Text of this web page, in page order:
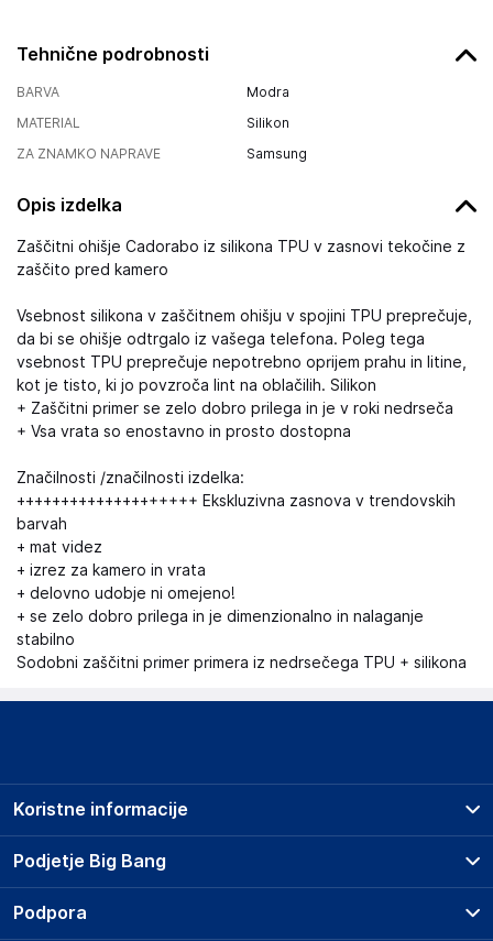
Tehnične podrobnosti
BARVA
Modra
MATERIAL
Silikon
ZA ZNAMKO NAPRAVE
Samsung
Opis izdelka
Zaščitni ohišje Cadorabo iz silikona TPU v zasnovi tekočine z
zaščito pred kamero
Vsebnost silikona v zaščitnem ohišju v spojini TPU preprečuje,
da bi se ohišje odtrgalo iz vašega telefona. Poleg tega
vsebnost TPU preprečuje nepotrebno oprijem prahu in litine,
kot je tisto, ki jo povzroča lint na oblačilih. Silikon
+ Zaščitni primer se zelo dobro prilega in je v roki nedrseča
+ Vsa vrata so enostavno in prosto dostopna
Značilnosti /značilnosti izdelka:
++++++++++++++++++++ Ekskluzivna zasnova v trendovskih
barvah
+ mat videz
+ izrez za kamero in vrata
+ delovno udobje ni omejeno!
+ se zelo dobro prilega in je dimenzionalno in nalaganje
stabilno
Sodobni zaščitni primer primera iz nedrsečega TPU + silikona
Podjetje Big Bang
O podjetju
Koristne informacije
Prodajna mesta
Storitve
Podpora